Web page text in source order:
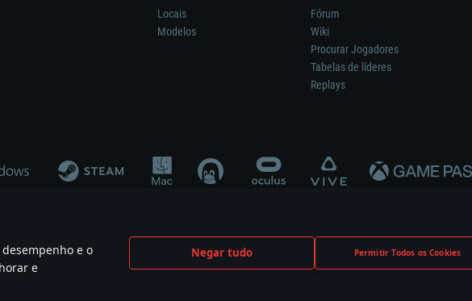
e o
e
Negar tudo Permitir Todos os Cookies
Locais
Modelos
Fórum
Wiki
Procurar Jogadores
Tabelas de líderes
Replays
significa participação no desenvolvimento, patrocínio ou aval do respetivo construtor.
are the property of their respective owners.